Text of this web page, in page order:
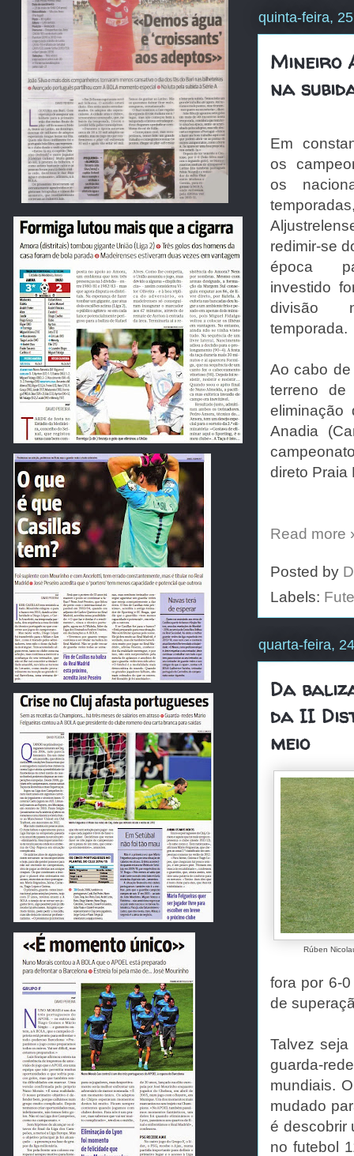
quinta-feira,
Mineiro
na
Em
os
os
redimir-se
época
investido
divisão
temporada.
Ao cabo
terreno
eliminação
Anadia
direto Praia
Read more
Posted by
Labels:
quarta-feira,
Da
da II
meio
Rúben
fora por 6-
de
Talvez seja
guarda-
mundiais.
mudado
é descobrir
no futebol